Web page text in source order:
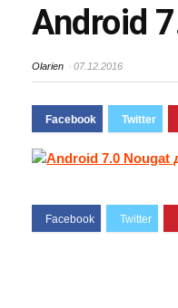
Android
Olarien 07.12.2016